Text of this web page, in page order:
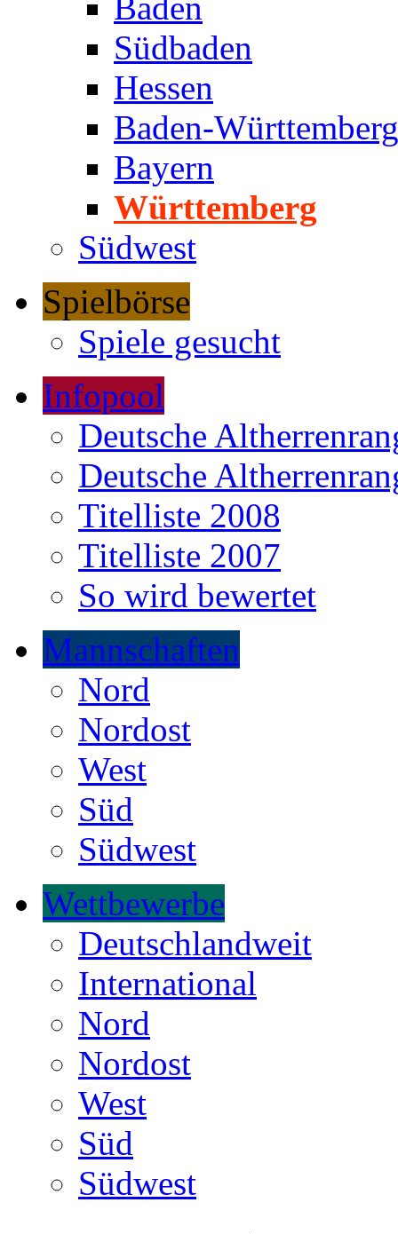
Baden
Südbaden
Hessen
Baden-Württemberg
Bayern
Württemberg
Südwest
Spielbörse
Spiele gesucht
Infopool
Deutsche
Deutsche
Titelliste 2008
Titelliste 2007
So wird bewertet
Mannschaften
Nord
Nordost
West
Süd
Südwest
Wettbewerbe
Deutschlandweit
International
Nord
Nordost
West
Süd
Südwest